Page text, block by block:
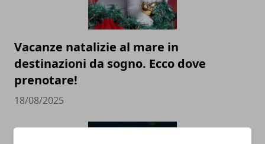
Vacanze natalizie al mare in
destinazioni da sogno. Ecco dove
prenotare!
18/08/2025